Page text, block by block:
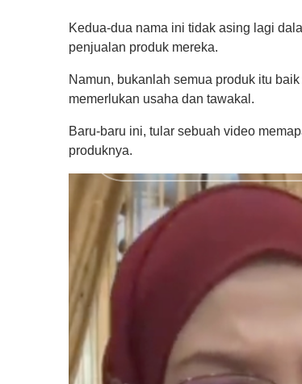
Kedua-dua nama ini tidak asing lagi
penjualan produk mereka.
Namun, bukanlah semua produk itu
memerlukan usaha dan tawakal.
Baru-baru ini, tular sebuah video
produknya.